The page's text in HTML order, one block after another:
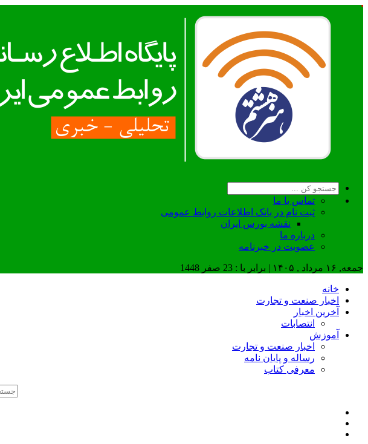
تماس با ما
ثبت نام در بانک اطلاعات روابط عمومی
نقشه بورس ایران
درباره ما
عضويت در خبرنامه
جمعه, ۱۶ مرداد , ۱۴۰۵ | برابر با : 23 صفر 1448
خانه
اخبار صنعت و تجارت
آخرین اخبار
انتصابات
آموزش
اخبار صنعت و تجارت
رساله و پایان نامه
معرفی کتاب